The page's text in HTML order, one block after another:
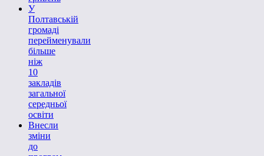
У
Полтавській
громаді
перейменували
більше
ніж
10
закладів
загальної
середньої
освіти
Внесли
зміни
до